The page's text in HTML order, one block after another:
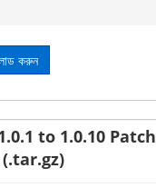
করুন
to 1.0.10 Patch